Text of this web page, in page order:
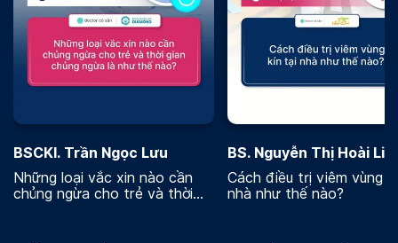
BSCKI. Trần Ngọc Lưu
Những loại vắc xin nào cần
chủng ngừa cho trẻ và thời
BS. Nguyễn Thị Hoài
Cách điều trị viêm vùng
nhà như thế nào?